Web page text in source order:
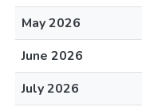
May 2026
June 2026
July 2026